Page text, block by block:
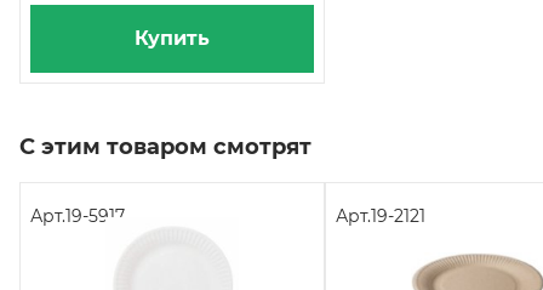
Купить
С этим товаром смотрят
Арт.19-5917 Арт.19-2121